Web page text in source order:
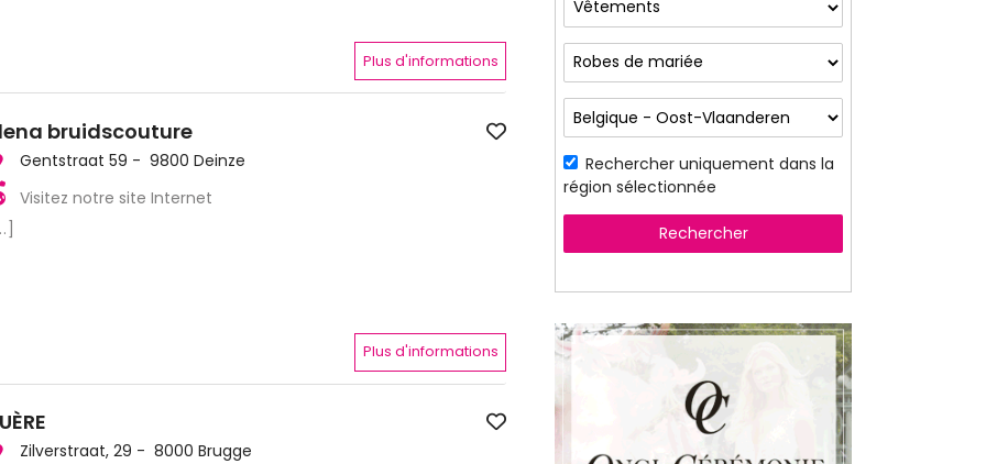
Plus d'informations
bruidscouture
Gentstraat 59 - 9800 Deinze
Visitez notre site Internet
Plus d'informations
Zilverstraat, 29 - 8000 Brugge
Rechercher uniquement dans la
région sélectionnée
Rechercher